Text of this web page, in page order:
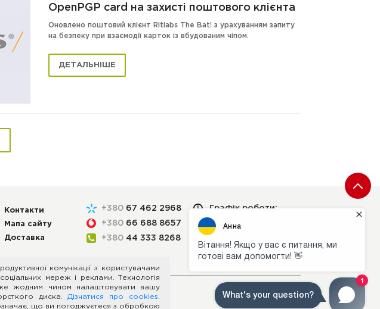
OpenPGP card на захисті поштового клієнта
Оновлено поштовий клієнт Ritlabs The Bat! з урахуванням запиту
на безпеку при взаємодії карток із вбудованим чіпом.
ДЕТАЛЬНІШЕ
Графік роботи:
Пн-Пт: 9:00 — 18:00
Контакти
Мапа сайту
Доставка
+380 67 462 2968
+380 66 688 8657
+380 44 333 8268
комунікації з користувачами
мереж і реклами. Технологія
жодним чином налаштовувати вашу
диска. Дізнатися про cookies
що ви погоджуєтеся з обробкою